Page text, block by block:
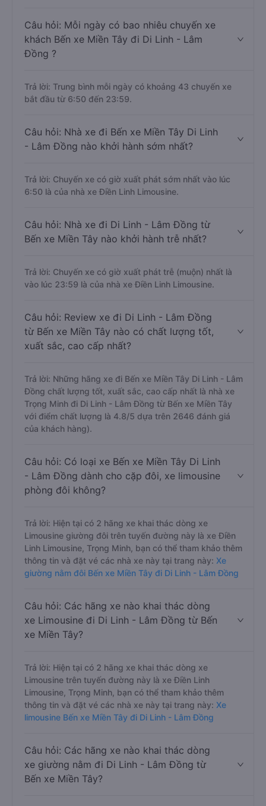
Câu hỏi: Mỗi ngày có bao nhiêu chuyến xe
khách Bến xe Miền Tây đi Di Linh - Lâm
Đồng ?
Trả lời: Trung bình mỗi ngày có khoảng 43 chuyến xe
bắt đầu từ 6:50 đến 23:59.
Câu hỏi: Nhà xe đi Bến xe Miền Tây Di Linh
- Lâm Đồng nào khởi hành sớm nhất?
Trả lời: Chuyến xe có giờ xuất phát sớm nhất vào lúc
6:50 là của nhà xe Điền Linh Limousine.
Câu hỏi: Nhà xe đi Di Linh - Lâm Đồng từ
Bến xe Miền Tây nào khởi hành trễ nhất?
Trả lời: Chuyến xe có giờ xuất phát trễ (muộn) nhất là
vào lúc 23:59 là của nhà xe Điền Linh Limousine.
Câu hỏi: Review xe đi Di Linh - Lâm Đồng
từ Bến xe Miền Tây nào có chất lượng tốt,
xuất sắc, cao cấp nhất?
Trả lời: Những hãng xe đi Bến xe Miền Tây Di Linh - Lâm
Đồng chất lượng tốt, xuất sắc, cao cấp nhất là nhà xe
Trọng Minh đi Di Linh - Lâm Đồng từ Bến xe Miền Tây
với điểm chất lượng là 4.8/5 dựa trên 2646 đánh giá
của khách hàng).
Câu hỏi: Có loại xe Bến xe Miền Tây Di Linh
- Lâm Đồng dành cho cặp đôi, xe limousine
phòng đôi không?
Trả lời: Hiện tại có 2 hãng xe khai thác dòng xe
Limousine giường đôi trên tuyến đường này là xe Điền
Linh Limousine, Trọng Minh, bạn có thể tham khảo thêm
thông tin và đặt vé các nhà xe này tại trang này: Xe
giường nằm đôi Bến xe Miền Tây đi Di Linh - Lâm Đồng
Câu hỏi: Các hãng xe nào khai thác dòng
xe Limousine đi Di Linh - Lâm Đồng từ Bến
xe Miền Tây?
Trả lời: Hiện tại có 2 hãng xe khai thác dòng xe
Limousine trên tuyến đường này là xe Điền Linh
Limousine, Trọng Minh, bạn có thể tham khảo thêm
thông tin và đặt vé các nhà xe này tại trang này: Xe
limousine Bến xe Miền Tây đi Di Linh - Lâm Đồng
Câu hỏi: Các hãng xe nào khai thác dòng
xe giường nằm đi Di Linh - Lâm Đồng từ
Bến xe Miền Tây?